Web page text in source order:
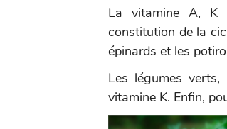
La vitamine A, K
constitution de la
épinards et les
Les légumes
vitamine K. Enfin,